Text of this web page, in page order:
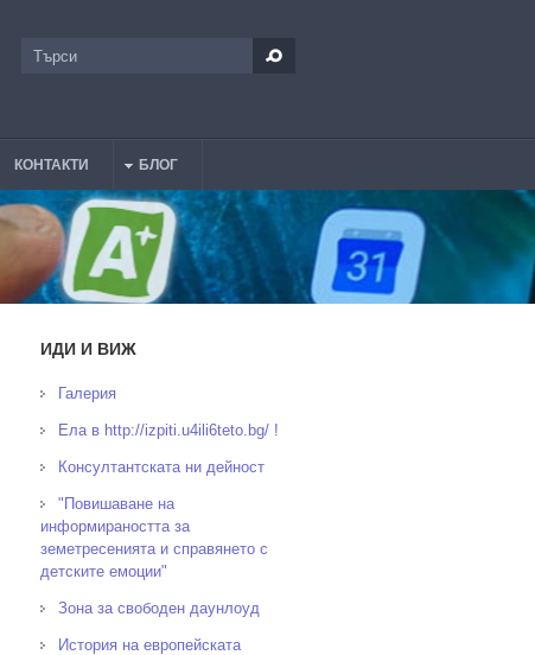
Търси
КОНТАКТИ БЛОГ
ИДИ И ВИЖ
Галерия
Ела в http://izpiti.u4ili6teto.bg/ !
Консултантската ни дейност
"Повишаване на
информираността за
земетресенията и справянето с
детските емоции"
Зона за свободен даунлоуд
История на европейската